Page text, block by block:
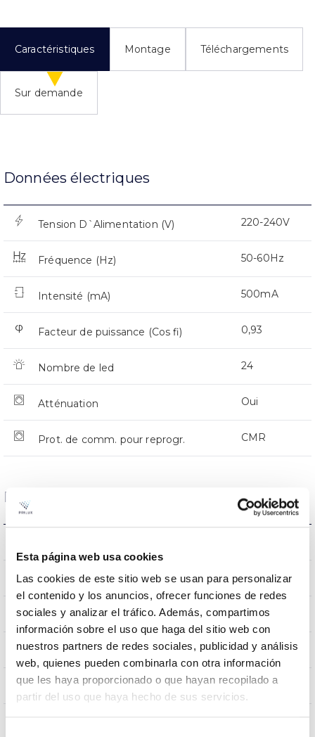
Esta página web usa cookies
Las cookies de este sitio web se usan para personalizar
el contenido y los anuncios, ofrecer funciones de redes
sociales y analizar el tráfico. Además, compartimos
información sobre el uso que haga del sitio web con
nuestros partners de redes sociales, publicidad y análisis
web, quienes pueden combinarla con otra información
que les haya proporcionado o que hayan recopilado a
partir del uso que haya hecho de sus servicios.
Caractéristiques Montage Téléchargements
Sur demande
Données électriques
Tension D`Alimentation (V) 220-240V
Fréquence (Hz) 50-60Hz
Intensité (mA) 500mA
Facteur de puissance (Cos fi) 0,93
Nombre de led 24
Atténuation Oui
Prot. de comm. pour reprogr. CMR
Dimensions et montage
Résistance au vent 0,151m2
Poids 5Kg
Dimensions 525x255x105mm
Position de montage Monture en crosse